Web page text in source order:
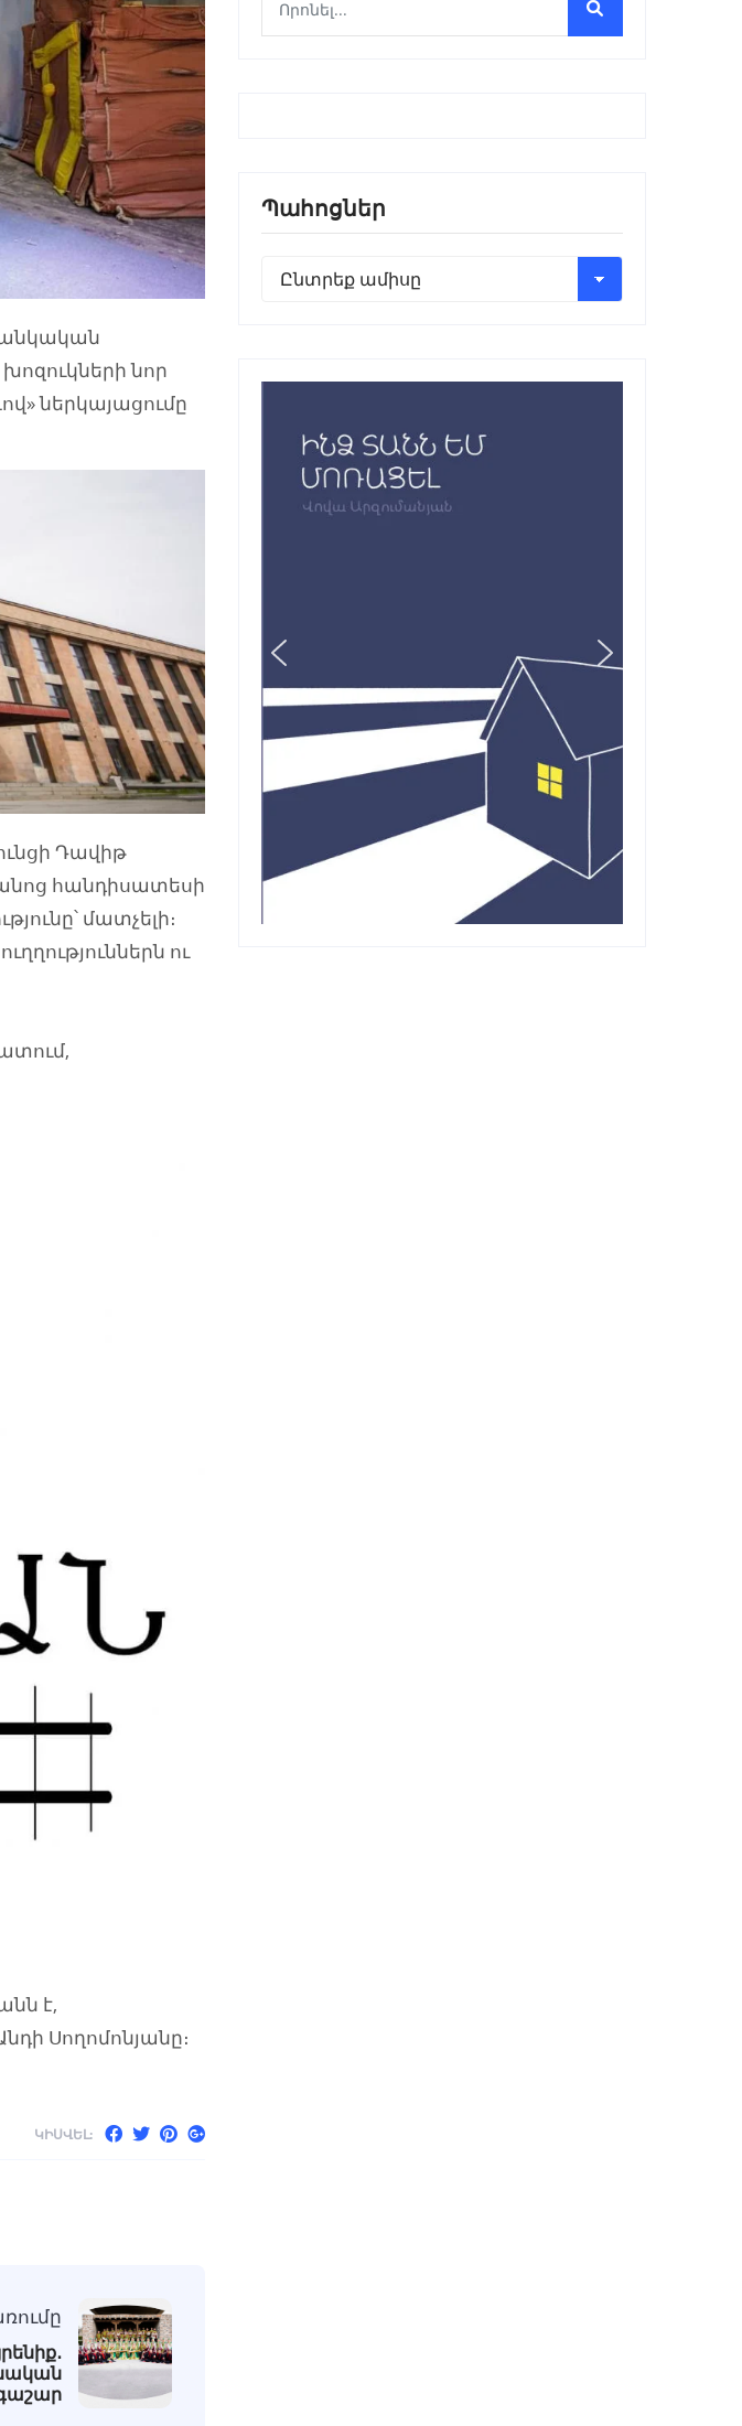
նոր
ներկայացումը
Դավիթ
հանդիսատեսի
մատչելի։
ու
է,
Սողոմոնյանը։
ԿԻՍՎԵԼ:
Պահոցներ